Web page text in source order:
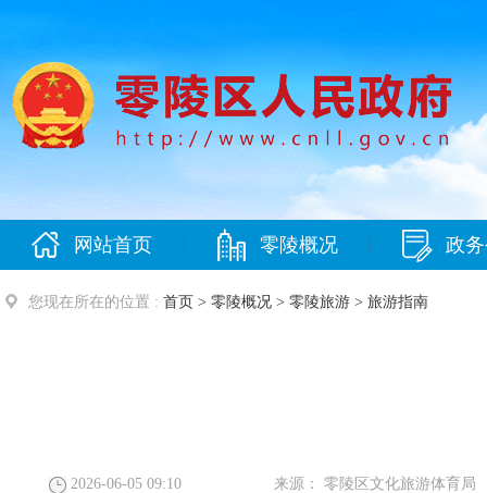
网站首页 零陵概况 政
您现在所在的位置 : 首页 > 零陵概况 > 零陵旅游 > 旅游指南
2026-06-05 09:10 来源： 零陵区文化旅游体育局